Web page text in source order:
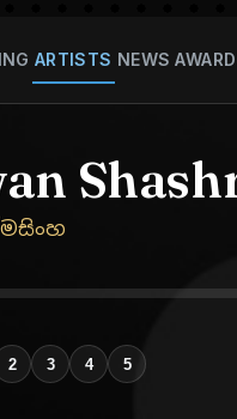
ARTISTS NEWS
2 3 4 5